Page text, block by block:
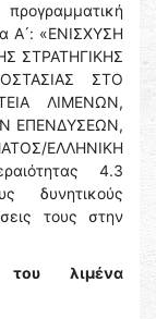
Α ́: «ΕΝΙΣΧΥΣΗ
ΣΤΡΑΤΗΓΙΚΗΣ
ΣΤΟ
ΛΙΜΕΝΩΝ,
ΕΠΕΝΔΥΣΕΩΝ,
ΕΛΛΗΝΙΚΗ
4.3
δυνητικούς
τους στην
λιμένα